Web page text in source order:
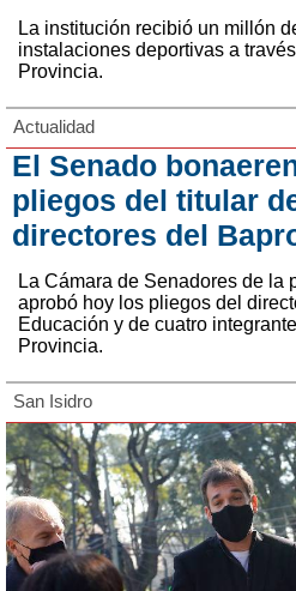
La institución recibió un millón
instalaciones deportivas a
Provincia.
Actualidad
El Senado
pliegos del titular
directores del
La Cámara de Senadores de la
aprobó hoy los pliegos del
Educación y de cuatro
Provincia.
San Isidro